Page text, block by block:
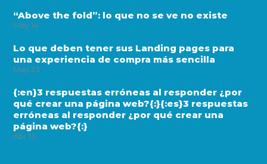
“Above the fold”: lo que no se ve no existe
May 14
Lo que deben tener sus Landing pages para
una experiencia de compra más sencilla
May 23
{:en}3 respuestas erróneas al responder ¿por
qué crear una página web?{:}{:es}3 respuestas
erróneas al responder ¿por qué crear una
página web?{:}
Abr 13